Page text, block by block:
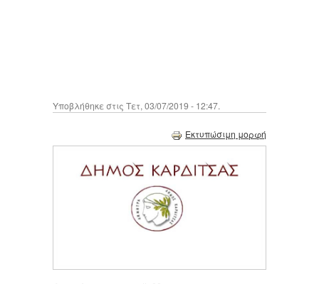
Υποβλήθηκε στις Τετ, 03/07/2019 - 12:47.
Εκτυπώσιμη μορφή